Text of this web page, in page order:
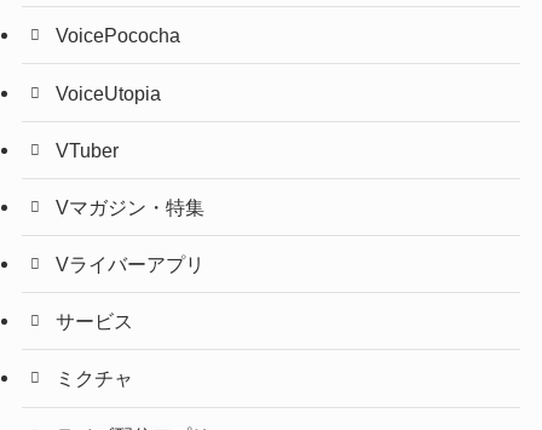
VoicePococha
VoiceUtopia
VTuber
Vマガジン・特集
Vライバーアプリ
サービス
ミクチャ